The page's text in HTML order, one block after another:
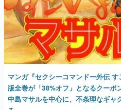
その他
電ファミニコゲーマーとは？
運営：株式会社マレ
マンガ『セクシーコマンドー外伝
版全巻が「38%オフ」となるクーポ
中島マサルを中心に、不条理なギャ
る